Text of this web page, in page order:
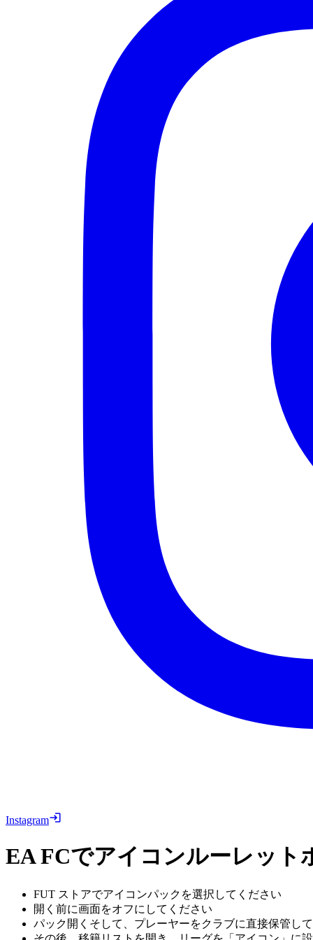
Instagram
EA FCでアイコンルーレット
FUT ストアでアイコンパックを選択してください
開く前に画面をオフにしてください
パック開くそして、プレーヤーをクラブに直接保管し